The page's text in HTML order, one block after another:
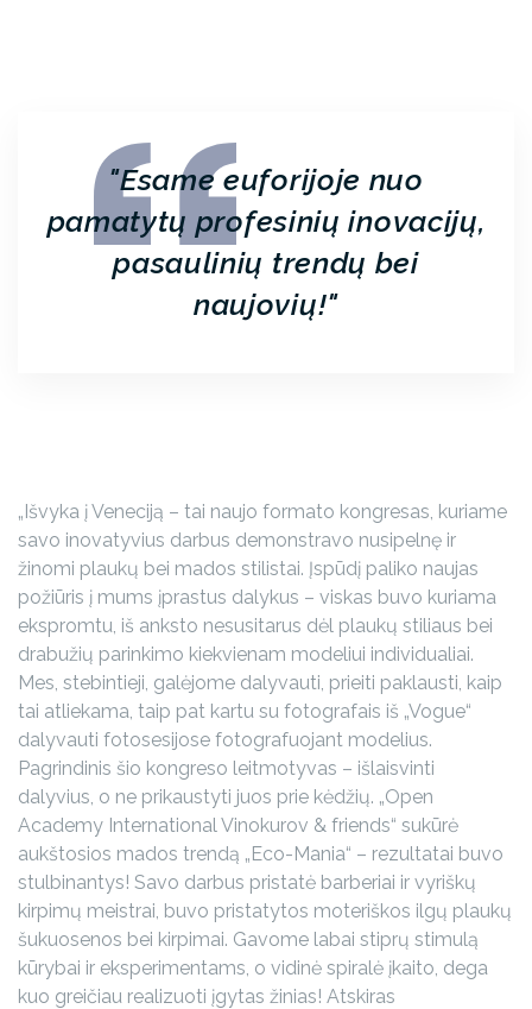
Esame euforijoje nuo
pamatytų profesinių inovacijų,
pasaulinių trendų bei
naujovių!
„Išvyka į Veneciją – tai naujo formato kongresas, kuriame
savo inovatyvius darbus demonstravo nusipelnę ir
žinomi plaukų bei mados stilistai. Įspūdį paliko naujas
požiūris į mums įprastus dalykus – viskas buvo kuriama
ekspromtu, iš anksto nesusitarus dėl plaukų stiliaus bei
drabužių parinkimo kiekvienam modeliui individualiai.
Mes, stebintieji, galėjome dalyvauti, prieiti paklausti, kaip
tai atliekama, taip pat kartu su fotografais iš „Vogue“
dalyvauti fotosesijose fotografuojant modelius.
Pagrindinis šio kongreso leitmotyvas – išlaisvinti
dalyvius, o ne prikaustyti juos prie kėdžių. „Open
Academy International Vinokurov & friends“ sukūrė
aukštosios mados trendą „Eco-Mania“ – rezultatai buvo
stulbinantys! Savo darbus pristatė barberiai ir vyriškų
kirpimų meistrai, buvo pristatytos moteriškos ilgų plaukų
šukuosenos bei kirpimai. Gavome labai stiprų stimulą
kūrybai ir eksperimentams, o vidinė spiralė įkaito, dega
kuo greičiau realizuoti įgytas žinias! Atskiras